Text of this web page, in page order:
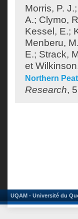
Morris, P. J.;
A.; Clymo,
Kessel, E.;
Menberu,
E.; Strack,
et
Northern
Research,
UQAM - Université du